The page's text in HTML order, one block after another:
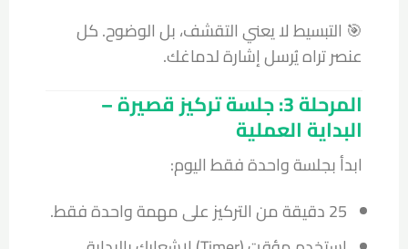
🎯 التبسيط لا يعني التقشف، بل الوضوح. كل
عنصر تراه يُرسل إشارة لدماغك.
المرحلة 3: جلسة تركيز قصيرة –
البداية العملية
ابدأ بجلسة واحدة فقط اليوم:
25 دقيقة من التركيز على مهمة واحدة فقط.